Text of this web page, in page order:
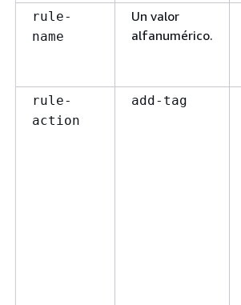
rule-
name
Un valor
alfanumérico.
rule-
action
add-tag